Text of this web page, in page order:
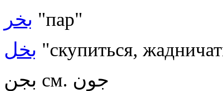
بخر "пар"
بخل "скупиться,
بجن см. جون